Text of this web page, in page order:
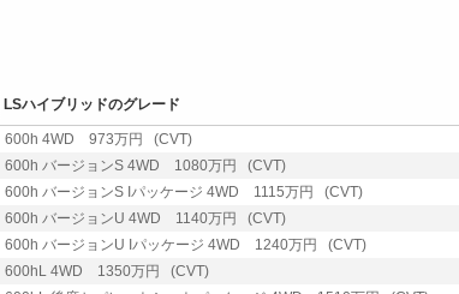
LSハイブリッドのグレード
600h 4WD 973万円 (CVT)
600h バージョンS 4WD 1080万円 (CVT)
600h バージョンS Iパッケージ 4WD 1115万円 (CVT)
600h バージョンU 4WD 1140万円 (CVT)
600h バージョンU Iパッケージ 4WD 1240万円 (CVT)
600hL 4WD 1350万円 (CVT)